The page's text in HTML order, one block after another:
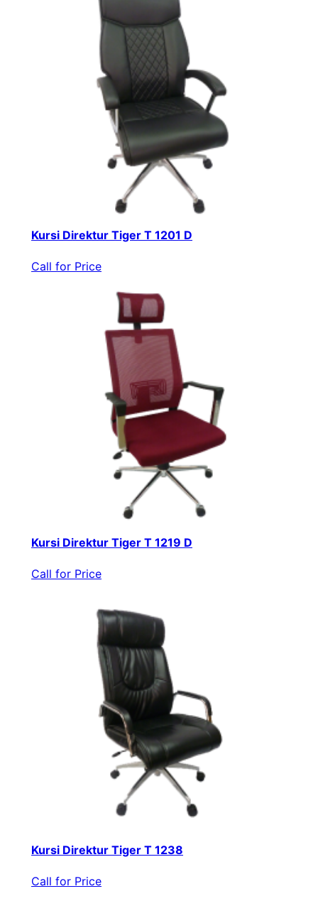
Kursi Direktur Tiger T 1201 D
Call for Price
Kursi Direktur Tiger T 1219 D
Call for Price
Kursi Direktur Tiger T 1238
Call for Price